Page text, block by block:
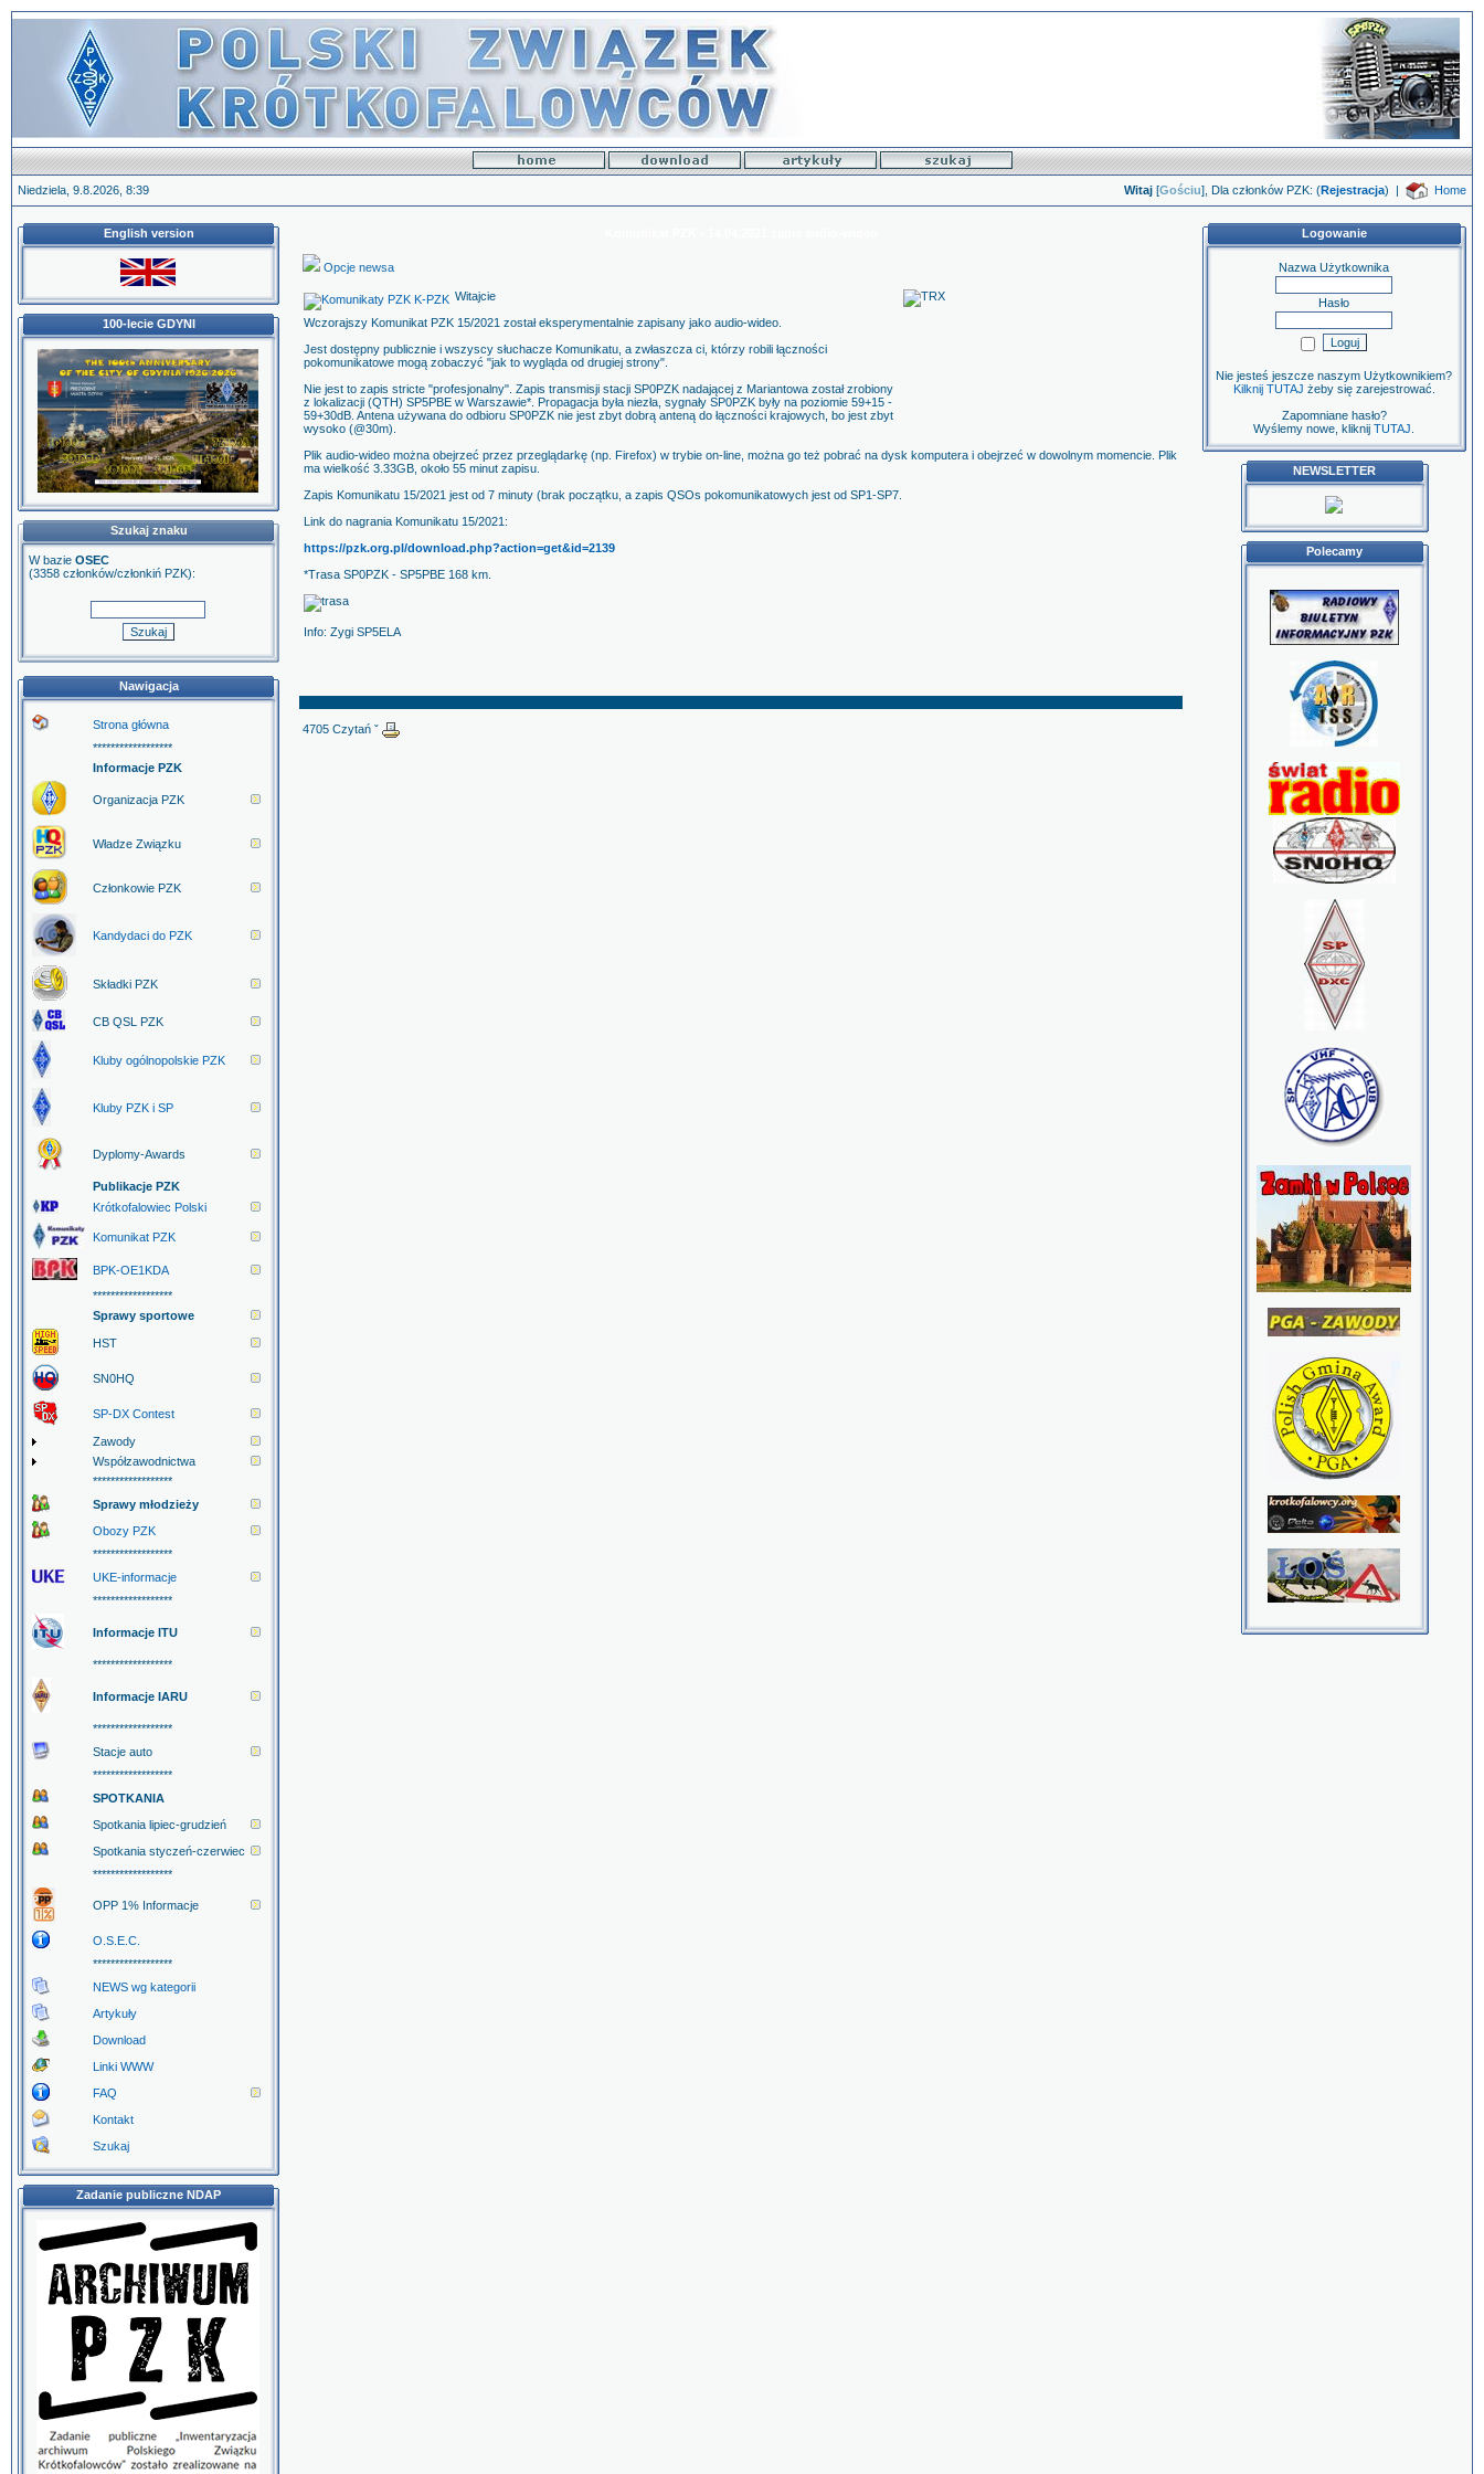
Niedziela, 9.8.2026, 8:39 Witaj [Gościu], Dla członków PZK: (Rejestracja) | Home
English version
100-lecie GDYNI
Szukaj znaku
W bazie OSEC
(3358 członków/członkiń PZK):
Nawigacja
Strona główna
******************
Informacje PZK
Organizacja PZK
Władze Związku
Członkowie PZK
Kandydaci do PZK
Składki PZK
CB QSL PZK
Kluby ogólnopolskie PZK
Kluby PZK i SP
Dyplomy-Awards
Publikacje PZK
Krótkofalowiec Polski
Komunikat PZK
BPK-OE1KDA
******************
Sprawy sportowe
HST
SN0HQ
SP-DX Contest
Zawody
Współzawodnictwa
******************
Sprawy młodzieży
Obozy PZK
******************
UKE-informacje
******************
Informacje ITU
******************
Informacje IARU
******************
Stacje auto
******************
SPOTKANIA
Spotkania lipiec-grudzień
Spotkania styczeń-czerwiec
******************
OPP 1% Informacje
O.S.E.C.
******************
NEWS wg kategorii
Artykuły
Download
Linki WWW
FAQ
Kontakt
Szukaj
Zadanie publiczne NDAP
Opcje newsa
Witajcie
Wczorajszy Komunikat PZK 15/2021 został eksperymentalnie zapisany jako audio-wideo.
Jest dostępny publicznie i wszyscy słuchacze Komunikatu, a zwłaszcza ci, którzy robili łączności
pokomunikatowe mogą zobaczyć "jak to wygląda od drugiej strony".
Nie jest to zapis stricte "profesjonalny". Zapis transmisji stacji SP0PZK nadającej z Mariantowa został zrobiony
z lokalizacji (QTH) SP5PBE w Warszawie*. Propagacja była niezła, sygnały SP0PZK były na poziomie 59+15 -
59+30dB. Antena używana do odbioru SP0PZK nie jest zbyt dobrą anteną do łączności krajowych, bo jest zbyt
wysoko (@30m).
Plik audio-wideo można obejrzeć przez przeglądarkę (np. Firefox) w trybie on-line, można go też pobrać na dysk komputera i obejrzeć w dowolnym momencie. Plik
ma wielkość 3.33GB, około 55 minut zapisu.
Zapis Komunikatu 15/2021 jest od 7 minuty (brak początku, a zapis QSOs pokomunikatowych jest od SP1-SP7.
Link do nagrania Komunikatu 15/2021:
https://pzk.org.pl/download.php?action=get&id=2139
*Trasa SP0PZK - SP5PBE 168 km.
Info: Zygi SP5ELA
4705 Czytań ˇ
Logowanie
Nazwa Użytkownika
Hasło
Nie jesteś jeszcze naszym Użytkownikiem?
Kilknij TUTAJ żeby się zarejestrować.
Zapomniane hasło?
Wyślemy nowe, kliknij TUTAJ
NEWSLETTER
Polecamy